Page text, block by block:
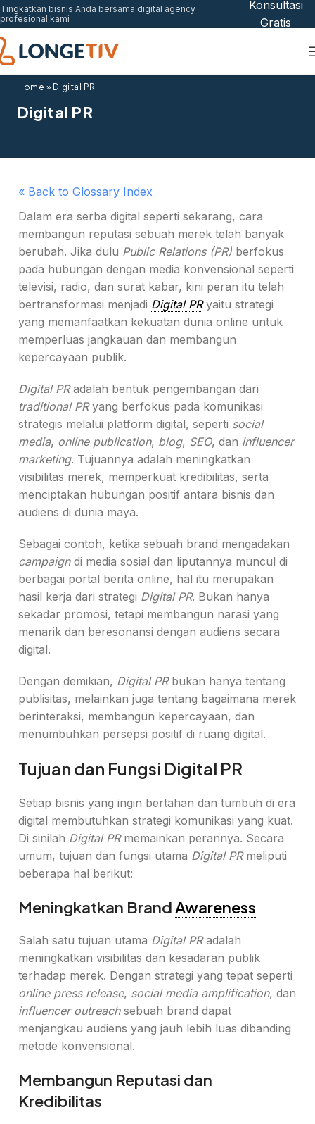
Tingkatkan bisnis Anda bersama digital agency
profesional kami
Konsultasi
Gratis
Home » Digital PR
Digital PR
« Back to Glossary Index
Dalam era serba digital seperti sekarang, cara
membangun reputasi sebuah merek telah banyak
berubah. Jika dulu Public Relations (PR) berfokus
pada hubungan dengan media konvensional seperti
televisi, radio, dan surat kabar, kini peran itu telah
bertransformasi menjadi Digital PRyaitu strategi
yang memanfaatkan kekuatan dunia online untuk
memperluas jangkauan dan membangun
kepercayaan publik.
Digital PRadalah bentuk pengembangan dari
traditional PRyang berfokus pada komunikasi
strategis melalui platform digital, seperti social
media, online publication, blog, SEO, dan influencer
marketing. Tujuannya adalah meningkatkan
visibilitas merek, memperkuat kredibilitas, serta
menciptakan hubungan positif antara bisnis dan
audiens di dunia maya.
Sebagai contoh, ketika sebuah brand mengadakan
campaigndi media sosial dan liputannya muncul di
berbagai portal berita online, hal itu merupakan
hasil kerja dari strategi Digital PR. Bukan hanya
sekadar promosi, tetapi membangun narasi yang
menarik dan beresonansi dengan audiens secara
digital.
Dengan demikian, Digital PRbukan hanya tentang
publisitas, melainkan juga tentang bagaimana merek
berinteraksi, membangun kepercayaan, dan
menumbuhkan persepsi positif di ruang digital.
Tujuan dan Fungsi Digital PR
Setiap bisnis yang ingin bertahan dan tumbuh di era
digital membutuhkan strategi komunikasi yang kuat.
Di sinilah Digital PRmemainkan perannya. Secara
umum, tujuan dan fungsi utama Digital PRmeliputi
beberapa hal berikut:
Meningkatkan BrandAwareness
Salah satu tujuan utama Digital PRadalah
meningkatkan visibilitas dan kesadaran publik
terhadap merek. Dengan strategi yang tepat seperti
online press release, social media amplification, dan
influencer outreachsebuah brand dapat
menjangkau audiens yang jauh lebih luas dibanding
metode konvensional.
Membangun Reputasi dan
Kredibilitas